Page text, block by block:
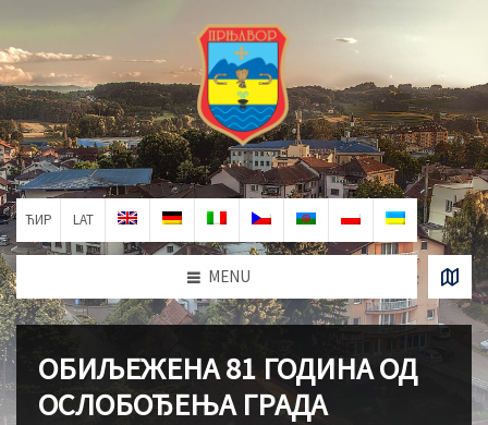
ЋИР LAT
MENU
ОБИЉЕЖЕНА 81 ГОДИНА ОД
ОСЛОБОЂЕЊА ГРАДА